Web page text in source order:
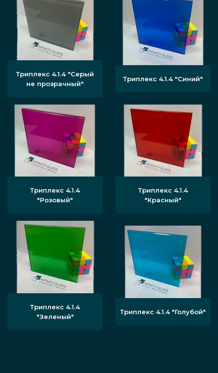
Триплекс 4.1.4 "Серый
не прозрачный"
Триплекс 4.1.4 "Синий"
Триплекс 4.1.4
"Розовый"
Триплекс 4.1.4
"Красный"
Триплекс 4.1.4
"Зеленый"
Триплекс 4.1.4 "Голубой"